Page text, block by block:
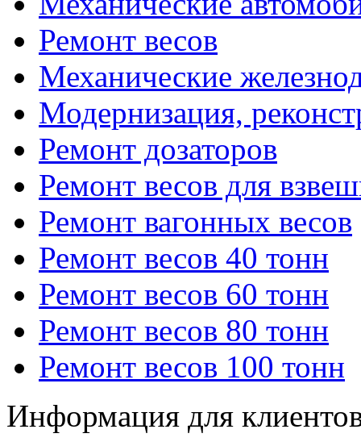
Ремонт весов
Механические
Модернизация,
Ремонт дозаторов
Ремонт весов для
Ремонт вагонных весов
Ремонт весов 40 тонн
Ремонт весов 60 тонн
Ремонт весов 80 тонн
Ремонт весов 100 тонн
Информация для